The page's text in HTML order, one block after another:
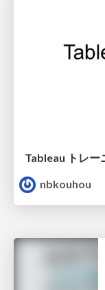
Tableau トレー
nbkouhou